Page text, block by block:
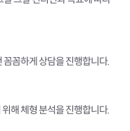
꼼꼼하게 상담을 진행합니다.
해 체형 분석을 진행합니다.